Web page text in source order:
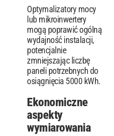
Optymalizatory mocy
lub mikroinwertery
mogą poprawić ogólną
wydajność instalacji,
potencjalnie
zmniejszając liczbę
paneli potrzebnych do
osiągnięcia 5000 kWh.
Ekonomiczne
aspekty
wymiarowania